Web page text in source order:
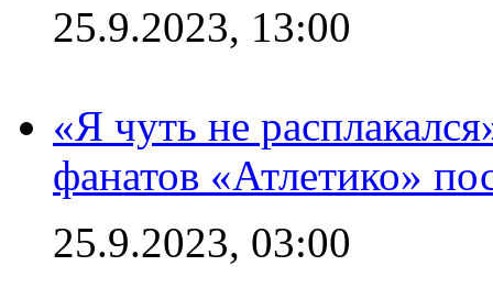
25.9.2023, 13:00
«Я чуть не
фанатов «Атлетико»
25.9.2023, 03:00